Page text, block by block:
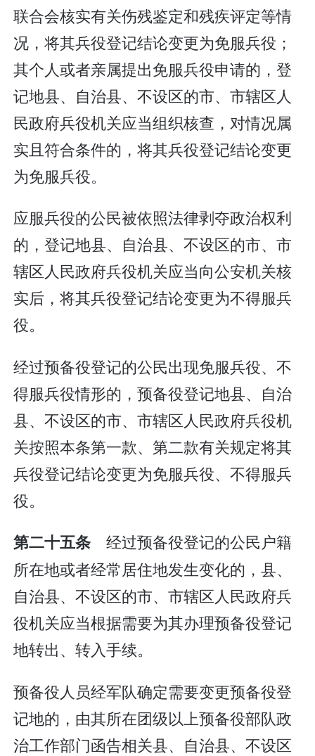
联合会核实有关伤残鉴定和残疾评定等情
况，将其兵役登记结论变更为免服兵役；
其个人或者亲属提出免服兵役申请的，登
记地县、自治县、不设区的市、市辖区人
民政府兵役机关应当组织核查，对情况属
实且符合条件的，将其兵役登记结论变更
为免服兵役。
应服兵役的公民被依照法律剥夺政治权利
的，登记地县、自治县、不设区的市、市
辖区人民政府兵役机关应当向公安机关核
实后，将其兵役登记结论变更为不得服兵
役。
经过预备役登记的公民出现免服兵役、不
得服兵役情形的，预备役登记地县、自治
县、不设区的市、市辖区人民政府兵役机
关按照本条第一款、第二款有关规定将其
兵役登记结论变更为免服兵役、不得服兵
役。
第二十五条经过预备役登记的公民户籍
所在地或者经常居住地发生变化的，县、
自治县、不设区的市、市辖区人民政府兵
役机关应当根据需要为其办理预备役登记
地转出、转入手续。
预备役人员经军队确定需要变更预备役登
记地的，由其所在团级以上预备役部队政
治工作部门函告相关县、自治县、不设区